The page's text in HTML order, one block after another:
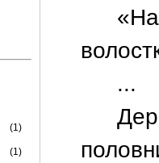
(1)
(1)
...